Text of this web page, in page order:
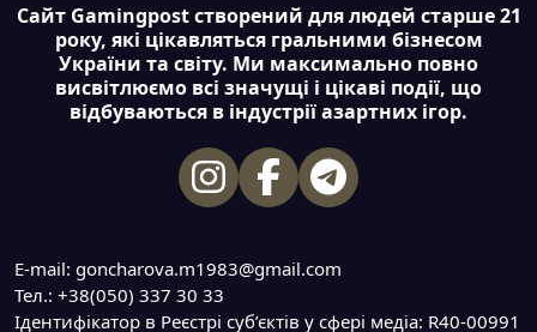
Сайт Gamingpost створений для людей старше 21
року, які цікавляться гральними бізнесом
України та світу. Ми максимально повно
висвітлюємо всі значущі і цікаві події, що
відбуваються в індустрії азартних ігор.
E-mail: goncharova.m1983@gmail.com
Тел.: +38(050) 337 30 33
Ідентифікатор в Реєстрі суб’єктів у сфері медіа: R40-00991